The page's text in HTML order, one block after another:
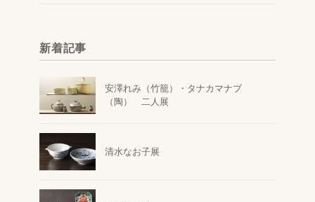
新着記事
安澤れみ（竹籠）・タナカマナブ
（陶） 二人展
清水なお子展